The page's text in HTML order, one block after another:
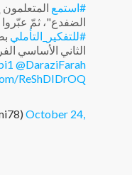
#استمع
الضفدع"، ثمّ
#للتفكير_التأملي
الثاني الأساسي
@DaraziFarah
ReShDIDrOQ
October 24,